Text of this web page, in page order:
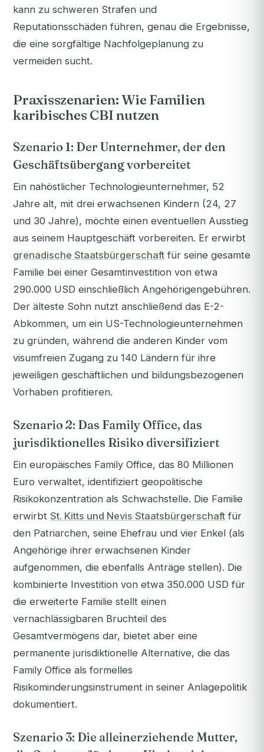
kann zu schweren Strafen und
Reputationsschäden führen, genau die Ergebnisse,
die eine sorgfältige Nachfolgeplanung zu
vermeiden sucht.
Praxisszenarien: Wie Familien
karibisches CBI nutzen
Szenario 1: Der Unternehmer, der den
Geschäftsübergang vorbereitet
Ein nahöstlicher Technologieunternehmer, 52
Jahre alt, mit drei erwachsenen Kindern (24, 27
und 30 Jahre), möchte einen eventuellen Ausstieg
aus seinem Hauptgeschäft vorbereiten. Er erwirbt
grenadische Staatsbürgerschaft für seine gesamte
Familie bei einer Gesamtinvestition von etwa
290.000 USD einschließlich Angehörigengebühren.
Der älteste Sohn nutzt anschließend das E-2-
Abkommen, um ein US-Technologieunternehmen
zu gründen, während die anderen Kinder vom
visumfreien Zugang zu 140 Ländern für ihre
jeweiligen geschäftlichen und bildungsbezogenen
Vorhaben profitieren.
Szenario 2: Das Family Office, das
jurisdiktionelles Risiko diversifiziert
Ein europäisches Family Office, das 80 Millionen
Euro verwaltet, identifiziert geopolitische
Risikokonzentration als Schwachstelle. Die Familie
erwirbt St. Kitts und Nevis Staatsbürgerschaft für
den Patriarchen, seine Ehefrau und vier Enkel (als
Angehörige ihrer erwachsenen Kinder
aufgenommen, die ebenfalls Anträge stellen). Die
kombinierte Investition von etwa 350.000 USD für
die erweiterte Familie stellt einen
vernachlässigbaren Bruchteil des
Gesamtvermögens dar, bietet aber eine
permanente jurisdiktionelle Alternative, die das
Family Office als formelles
Risikominderungsinstrument in seiner Anlagepolitik
dokumentiert.
Szenario 3: Die alleinerziehende Mutter,